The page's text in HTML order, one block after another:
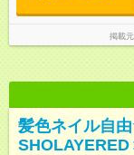
掲載
髪色ネイル自
SHOLAYERED